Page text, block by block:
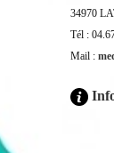
34970
Tél :
Mail :